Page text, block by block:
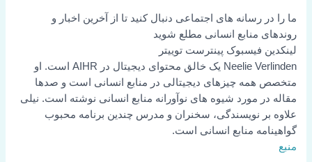
ما را در رسانه های اجتماعی دنبال کنید تا از آخرین اخبار و
روندهای منابع انسانی مطلع شوید
لینکدین فیسبوک پینترست توییتر
Neelie Verlinden یک خالق محتوای دیجیتال در AIHR است. او
متخصص همه چیزهای دیجیتالی در منابع انسانی است و صدها
مقاله در مورد شیوه های نوآورانه منابع انسانی نوشته است. نیلی
علاوه بر نویسندگی، سخنران و مدرس چندین برنامه محبوب
گواهینامه منابع انسانی است.
منبع